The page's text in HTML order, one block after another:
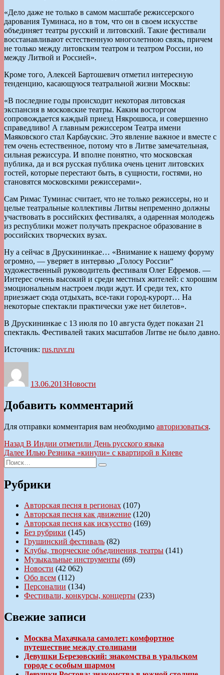
«Дело даже не только в самом масштабе режиссерского
дарования Туминаса, но в том, что он в своем искусстве
объединяет театры русский и литовский. Такие фестивали
восстанавливают естественную многолетнюю связь, причем
не только между литовским театром и театром России, но
между Литвой и Россией».
Кроме того, Алексей Бартошевич отметил интересную
тенденцию, касающуюся театральной жизни Москвы:
«В последние годы происходит некоторая литовская
экспансия в московские театры. Каким восторгом
сопровождается каждый приезд Някрошюса, и совершенно
справедливо! А главным режиссером Театра имени
Маяковского стал Карбаускис. Это явление важное и вместе с
тем очень естественное, потому что в Литве замечательная,
сильная режиссура. И вполне понятно, что московская
публика, да и вся русская публика очень ценит литовских
гостей, которые перестают быть, в сущности, гостями, но
становятся московскими режиссерами».
Сам Римас Туминас считает, что не только режиссеры, но и
целые театральные коллективы Литвы непременно должны
участвовать в российских фестивалях, а одаренная молодежь
из республики может получать прекрасное образование в
российских творческих вузах.
Ну а сейчас в Друскининкае… «Внимание к нашему форуму
огромно, — уверяет в интервью „Голосу России“
художественный руководитель фестиваля Олег Ефремов. —
Интерес очень высокий и среди местных жителей: с хорошим
эмоциональным настроем люди ждут. И среди тех, кто
приезжает сюда отдыхать, все-таки город-курорт… На
некоторые спектакли практически уже нет билетов».
В Друскининкае с 13 июля по 10 августа будет показан 21
спектакль. Фестивалей таких масштабов Литве не было давно.
Источник: rus.ruvr.ru
13.06.2013Новости
Добавить комментарий
Для отправки комментария вам необходимо авторизоваться.
Навигация
по
записям
Назад Предыдущая
запись:
В Индии отметили День русского языка
Далее Следующая
Илью Резника «кинули» с квартирой в Киеве
Искать:
Поиск
Рубрики
Авторская песня в регионах (107)
Авторская песня как движение (120)
Авторская песня как искусство (169)
Без рубрики (145)
Грушинский фестиваль (82)
Клубы, творческие объединения, театры (141)
Музыкальные инструменты (69)
Новости (42 062)
Обо всем (112)
Персоналии (134)
Фестивали, конкурсы, концерты (233)
Свежие записи
Москва Махачкала самолет: комфортное
путешествие между столицами
Девушки Березовский: знакомства в уральском
городе с особым шармом